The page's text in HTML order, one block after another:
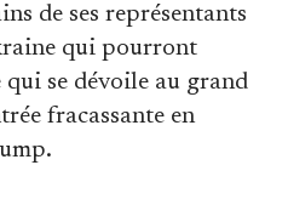
de ses représentants
qui pourront
qui se dévoile au grand
fracassante en